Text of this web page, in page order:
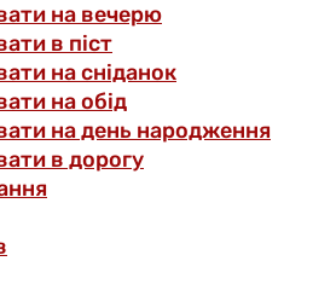
на вечерю
в піст
на сніданок
на обід
на день народження
в дорогу